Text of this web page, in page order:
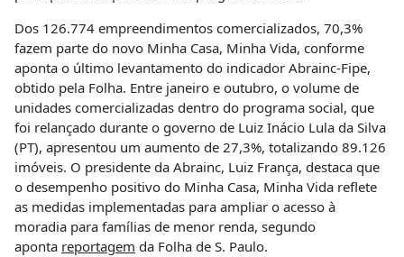
Dos 126.774 empreendimentos comercializados, 70,3%
fazem parte do novo Minha Casa, Minha Vida, conforme
aponta o último levantamento do indicador Abrainc-Fipe,
obtido pela Folha. Entre janeiro e outubro, o volume de
unidades comercializadas dentro do programa social, que
foi relançado durante o governo de Luiz Inácio Lula da Silva
(PT), apresentou um aumento de 27,3%, totalizando 89.126
imóveis. O presidente da Abrainc, Luiz França, destaca que
o desempenho positivo do Minha Casa, Minha Vida reflete
as medidas implementadas para ampliar o acesso à
moradia para famílias de menor renda, segundo
aponta reportagem da Folha de S. Paulo.